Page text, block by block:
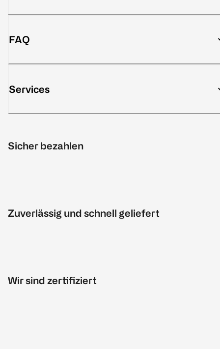
FAQ
Services
Sicher bezahlen
Zuverlässig und schnell geliefert
Wir sind zertifiziert